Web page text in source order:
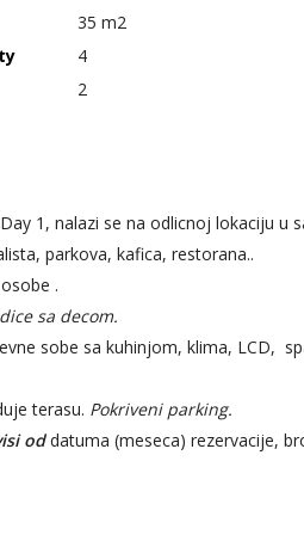
35 m2
4
2
1, nalazi se na odlicnoj lokaciju u
parkova, kafica, restorana..
.
sa decom.
sobe sa kuhinjom, klima, LCD,
terasu. Pokriveni parking.
oddatuma (meseca) rezervacije,